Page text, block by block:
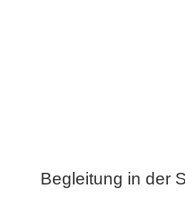
Begleitung in der